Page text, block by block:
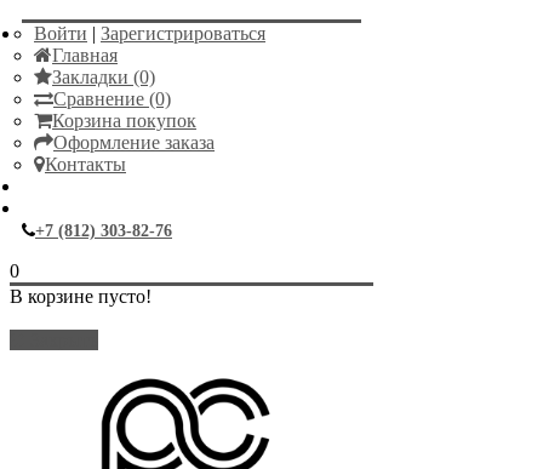
Войти | Зарегистрироваться
Главная
Закладки (0)
Сравнение (0)
Корзина покупок
Оформление заказа
Контакты
+7 (812) 303-82-76
0
В корзине пусто!